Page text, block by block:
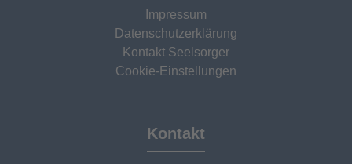
Impressum
Datenschutzerklärung
Kontakt Seelsorger
Cookie-Einstellungen
Kontakt